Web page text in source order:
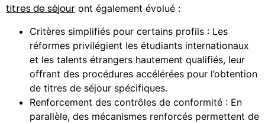
titres de séjour ont également évolué :
Critères simplifiés pour certains profils : Les
réformes privilégient les étudiants internationaux
et les talents étrangers hautement qualifiés, leur
offrant des procédures accélérées pour l’obtention
de titres de séjour spécifiques.
Renforcement des contrôles de conformité : En
parallèle, des mécanismes renforcés permettent de